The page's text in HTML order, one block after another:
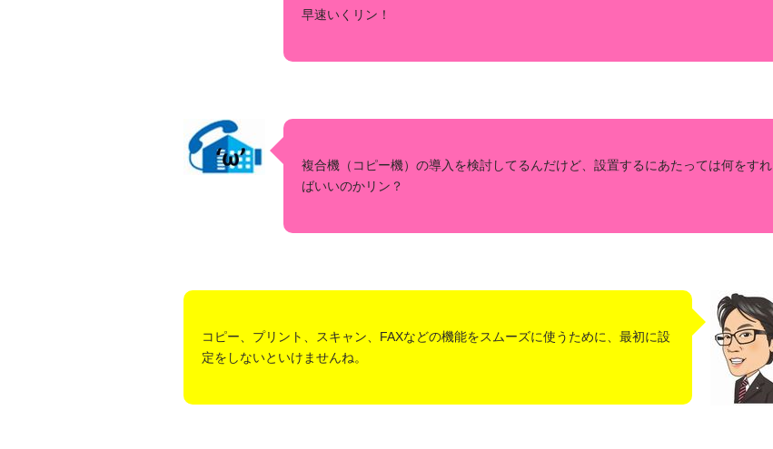
早速いくリン！
複合機（コピー機）の導入を検討してるんだけど、設置するにあたっては何をすれ
ばいいのかリン？
コピー、プリント、スキャン、FAXなどの機能をスムーズに使うために、最初に設
定をしないといけませんね。